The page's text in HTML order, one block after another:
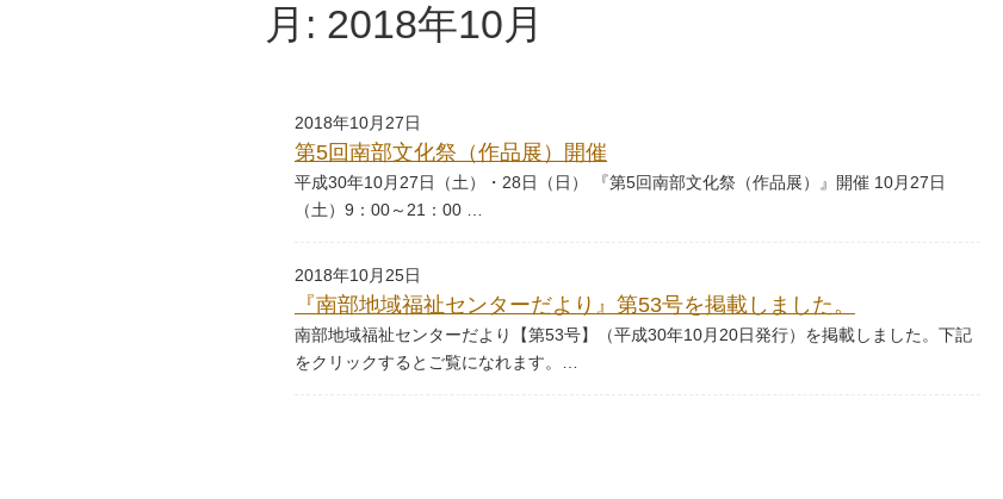
月: 2018年10月
2018年10月27日
第5回南部文化祭（作品展）開催
平成30年10月27日（土）・28日（日） 『第5回南部文化祭（作品展）』開催 10月27日
（土）9：00～21：00 …
2018年10月25日
『南部地域福祉センターだより』第53号を掲載しました。
南部地域福祉センターだより【第53号】（平成30年10月20日発行）を掲載しました。下記
をクリックするとご覧になれます。…